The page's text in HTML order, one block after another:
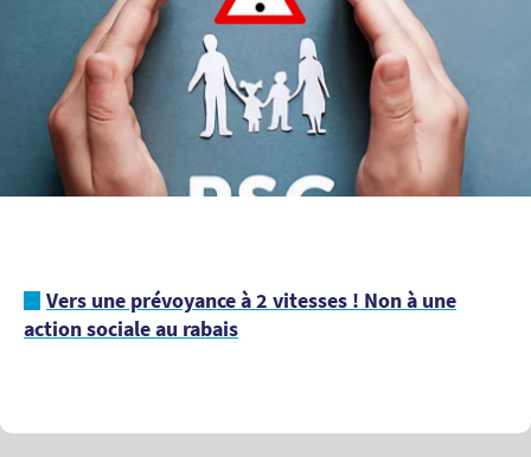
Vers une prévoyance à 2 vitesses ! Non à une
action sociale au rabais